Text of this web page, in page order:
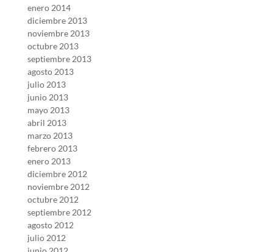
enero 2014
diciembre 2013
noviembre 2013
octubre 2013
septiembre 2013
agosto 2013
julio 2013
junio 2013
mayo 2013
abril 2013
marzo 2013
febrero 2013
enero 2013
diciembre 2012
noviembre 2012
octubre 2012
septiembre 2012
agosto 2012
julio 2012